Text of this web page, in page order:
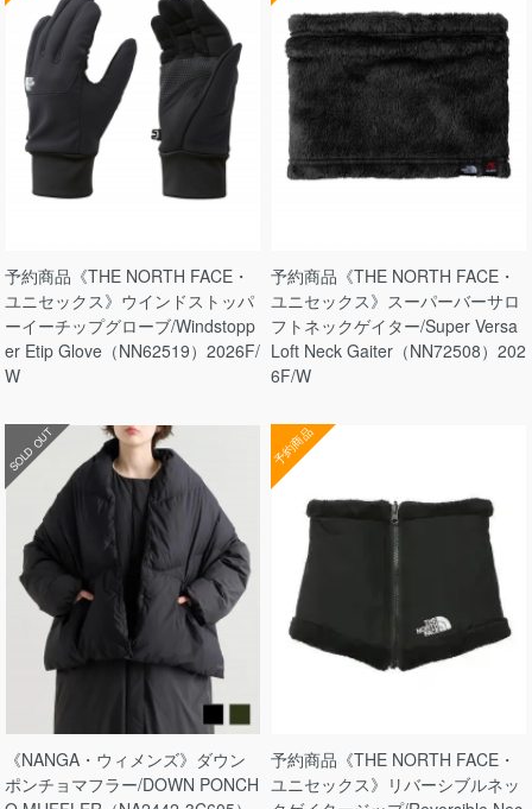
予約商品《THE NORTH FACE・
ユニセックス》ウインドストッパ
ーイーチップグローブ/Windstopp
er Etip Glove（NN62519）2026F/
W
予約商品《THE NORTH FACE・
ユニセックス》スーパーバーサロ
フトネックゲイター/Super Versa
Loft Neck Gaiter（NN72508）202
6F/W
SOLD OUT
《NANGA・ウィメンズ》ダウン
ポンチョマフラー/DOWN PONCH
予約商品
予約商品《THE NORTH FACE・
ユニセックス》リバーシブルネッ